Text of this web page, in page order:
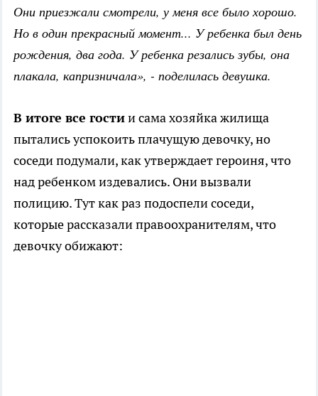
Они приезжали смотрели, у меня все было хорошо.
Но в один прекрасный момент... У ребенка был день
рождения, два года. У ребенка резались зубы, она
плакала, капризничала», - поделилась девушка.
В итоге все гостии сама хозяйка жилища
пытались успокоить плачущую девочку, но
соседи подумали, как утверждает героиня, что
над ребенком издевались. Они вызвали
полицию. Тут как раз подоспели соседи,
которые рассказали правоохранителям, что
девочку обижают: